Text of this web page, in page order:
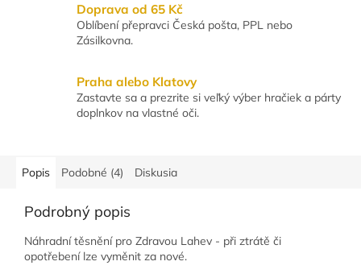
Doprava od 65 Kč
Oblíbení přepravci Česká pošta, PPL nebo
Zásilkovna.
Praha alebo Klatovy
Zastavte sa a prezrite si veľký výber hračiek a párty
doplnkov na vlastné oči.
Popis Podobné (4) Diskusia
Podrobný popis
Náhradní těsnění pro Zdravou Lahev - při ztrátě či
opotřebení lze vyměnit za nové.